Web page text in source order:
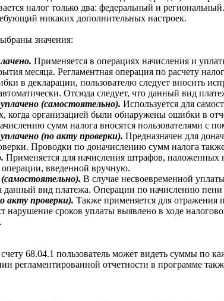
налог только два: федеральный и
никаких дополнительных настроек.
значения:
Применяется в операциях начисления и
месяца. Регламентная операция по расчету
в декларации, пользователю следует вносить
Отсюда следует, что данный вид
(самостоятельно). Используется для
когда организацией были обнаружены ошибки в
сумм налога вносятся пользователями с
(по акту проверки). Предназначен для
Проводки по доначислению сумм налога
Применяется для начисления штрафов,
введенной вручную.
В случае несвоевременной
данный вид платежа. Операции по начислению
акту проверки). Также применяется для отражения
нарушение сроков уплаты выявлено в ходе
68.04.1 пользователь может видеть суммы по
регламентированной отчетности в программе